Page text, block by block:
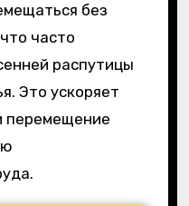
без
часто
распутицы
Это ускоряет
перемещение